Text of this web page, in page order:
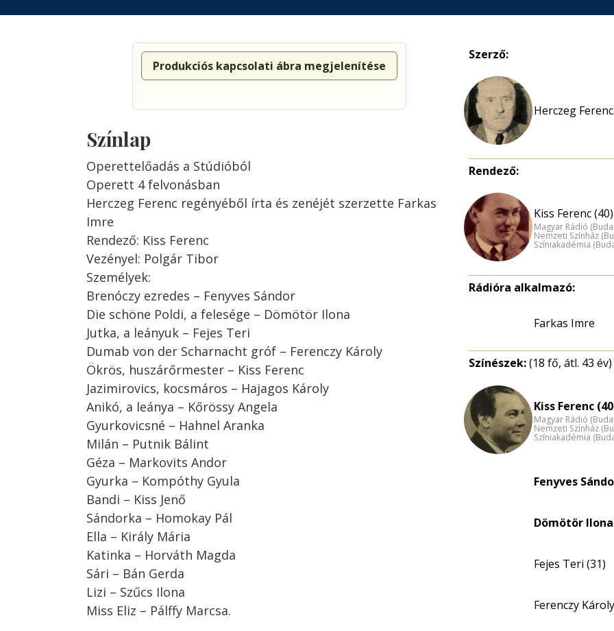
Produkciós kapcsolati ábra megjelenítése
Színlap
Operettelőadás a Stúdióból
Operett 4 felvonásban
Herczeg Ferenc regényéből írta és zenéjét szerzette Farkas
Imre
Rendező: Kiss Ferenc
Vezényel: Polgár Tibor
Személyek:
Brenóczy ezredes – Fenyves Sándor
Die schöne Poldi, a felesége – Dömötör Ilona
Jutka, a leányuk – Fejes Teri
Dumab von der Scharnacht gróf – Ferenczy Károly
Ökrös, huszárőrmester – Kiss Ferenc
Jazimirovics, kocsmáros – Hajagos Károly
Anikó, a leánya – Kőrössy Angela
Gyurkovicsné – Hahnel Aranka
Milán – Putnik Bálint
Géza – Markovits Andor
Gyurka – Kompóthy Gyula
Bandi – Kiss Jenő
Sándorka – Homokay Pál
Ella – Király Mária
Katinka – Horváth Magda
Sári – Bán Gerda
Lizi – Szűcs Ilona
Miss Eliz – Pálffy Marcsa.
Szerző:
Herczeg
Rendező:
Kiss Ferenc (40)
Magyar Rádió
Nemzeti Színház
Színiakadémia
Rádióra alkalmazó:
Farkas Imre
Színészek:(18 fő, átl. 43 év)
Kiss Ferenc
Magyar Rádió
Nemzeti Színház
Színiakadémia
Fenyves
Dömötör Ilona
Fejes Teri (31)
Ferenczy